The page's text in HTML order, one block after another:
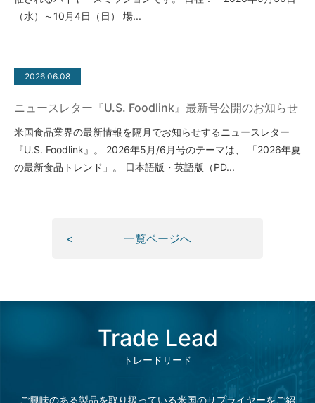
（水）～10月4日（日） 場...
2026.06.08
ニュースレター『U.S. Foodlink』最新号公開のお知らせ
米国食品業界の最新情報を隔月でお知らせするニュースレター
『U.S. Foodlink』。 2026年5月/6月号のテーマは、 「2026年夏
の最新食品トレンド」。 日本語版・英語版（PD...
一覧ページへ
Trade Lead
トレードリード
ご興味のある製品を取り扱っている米国のサプライヤーをご紹